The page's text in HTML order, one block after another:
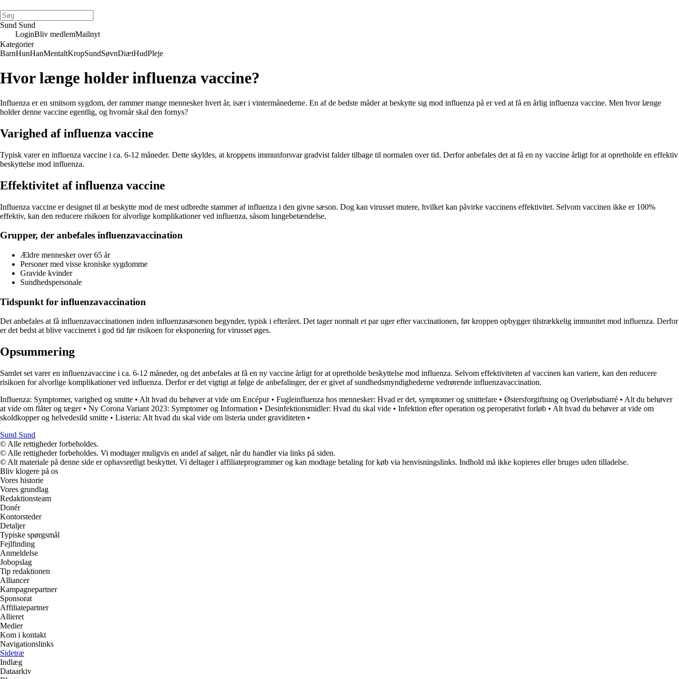
Sund Sund
LoginBliv medlemMailnyt
Kategorier
BarnHunHanMentaltKropSundSøvnDiætHudPleje
Hvor længe holder influenza vaccine?
Influenza er en smitsom sygdom, der rammer mange mennesker hvert år, især i vintermånederne. En af de bedste måder at beskytte sig mod influenza på er ved at få en årlig influenza vaccine. Men hvor længe
holder denne vaccine egentlig, og hvornår skal den fornys?
Varighed af influenza vaccine
Typisk varer en influenza vaccine i ca. 6-12 måneder. Dette skyldes, at kroppens immunforsvar gradvist falder tilbage til normalen over tid. Derfor anbefales det at få en ny vaccine årligt for at opretholde en effektiv
beskyttelse mod influenza.
Effektivitet af influenza vaccine
Influenza vaccine er designet til at beskytte mod de mest udbredte stammer af influenza i den givne sæson. Dog kan virusset mutere, hvilket kan påvirke vaccinens effektivitet. Selvom vaccinen ikke er 100%
effektiv, kan den reducere risikoen for alvorlige komplikationer ved influenza, såsom lungebetændelse.
Grupper, der anbefales influenzavaccination
Ældre mennesker over 65 år
Personer med visse kroniske sygdomme
Gravide kvinder
Sundhedspersonale
Tidspunkt for influenzavaccination
Det anbefales at få influenzavaccinationen inden influenzasæsonen begynder, typisk i efteråret. Det tager normalt et par uger efter vaccinationen, før kroppen opbygger tilstrækkelig immunitet mod influenza. Derfor
er det bedst at blive vaccineret i god tid før risikoen for eksponering for virusset øges.
Opsummering
Samlet set varer en influenzavaccine i ca. 6-12 måneder, og det anbefales at få en ny vaccine årligt for at opretholde beskyttelse mod influenza. Selvom effektiviteten af ​​vaccinen kan variere, kan den reducere
risikoen for alvorlige komplikationer ved influenza. Derfor er det vigtigt at følge de anbefalinger, der er givet af sundhedsmyndighederne vedrørende influenzavaccination.
Influenza: Symptomer, varighed og smitte • Alt hvad du behøver at vide om Encépur• Fugleinfluenza hos mennesker: Hvad er det, symptomer og smittefare • Østersforgiftning og Overløbsdiarré • Alt du behøver
at vide om flåter og tæger• Ny Corona Variant 2023: Symptomer og Information • Desinfektionsmidler: Hvad du skal vide • Infektion efter operation og peroperativt forløb • Alt hvad du behøver at vide om
skoldkopper og helvedesild smitte • Listeria: Alt hvad du skal vide om listeria under graviditeten •
Sund Sund
© Alle rettigheder forbeholdes.
© Alle rettigheder forbeholdes. Vi modtager muligvis en andel af salget, når du handler via links på siden.
© Alt materiale på denne side er ophavsretligt beskyttet. Vi deltager i affiliateprogrammer og kan modtage betaling for køb via henvisningslinks. Indhold må ikke kopieres eller bruges uden tilladelse.
Bliv klogere på os
Vores historie
Vores grundlag
Redaktionsteam
Donér
Kontorsteder
Detaljer
Typiske spørgsmål
Fejlfinding
Anmeldelse
Jobopslag
Tip redaktionen
Alliancer
Kampagnepartner
Sponsorat
Affiliatepartner
Allieret
Medier
Kom i kontakt
Navigationslinks
Sidetræ
Indlæg
Dataarkiv